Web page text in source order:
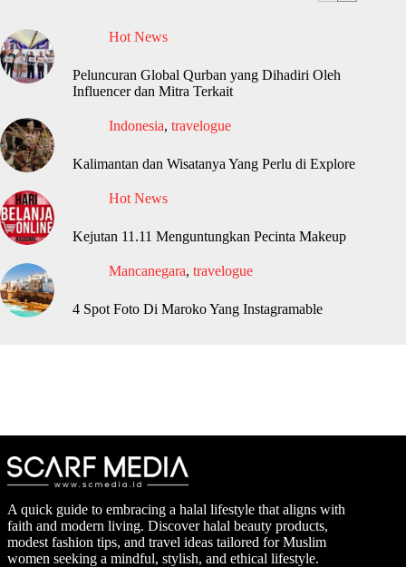
Hot News
Peluncuran Global Qurban yang Dihadiri Oleh
Influencer dan Mitra Terkait
Indonesia, travelogue
Kalimantan dan Wisatanya Yang Perlu di Explore
Hot News
Kejutan 11.11 Menguntungkan Pecinta Makeup
Mancanegara, travelogue
4 Spot Foto Di Maroko Yang Instagramable
A quick guide to embracing a halal lifestyle that aligns with
faith and modern living. Discover halal beauty products,
modest fashion tips, and travel ideas tailored for Muslim
women seeking a mindful, stylish, and ethical lifestyle.